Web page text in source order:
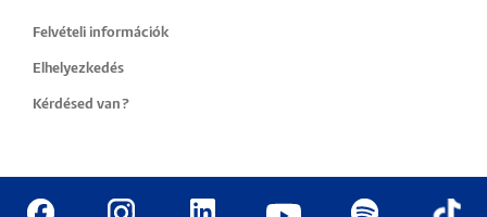
Felvételi információk
Elhelyezkedés
Kérdésed van?